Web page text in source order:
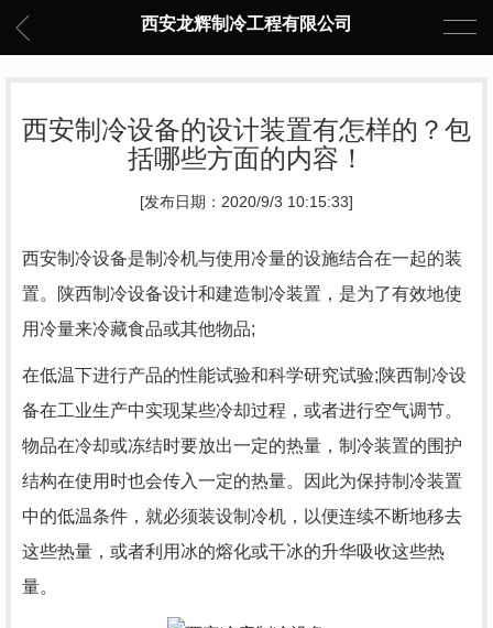
西安龙辉制冷工程有限公司
西安制冷设备的设计装置有怎样的？包
括哪些方面的内容！
[发布日期：2020/9/3 10:15:33]
西安制冷设备是制冷机与使用冷量的设施结合在一起的装
置。陕西制冷设备设计和建造制冷装置，是为了有效地使
用冷量来冷藏食品或其他物品;
在低温下进行产品的性能试验和科学研究试验;陕西制冷设
备在工业生产中实现某些冷却过程，或者进行空气调节。
物品在冷却或冻结时要放出一定的热量，制冷装置的围护
结构在使用时也会传入一定的热量。因此为保持制冷装置
中的低温条件，就必须装设制冷机，以便连续不断地移去
这些热量，或者利用冰的熔化或干冰的升华吸收这些热
量。